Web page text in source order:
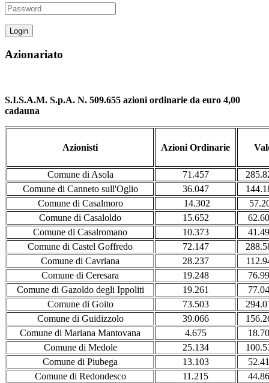
Azionariato
S.I.S.A.M. S.p.A. N. 509.655 azioni ordinarie da euro 4,00
cadauna
Azionisti Azioni Ordinarie
Comune di Asola 71.457
Comune di Canneto sull'Oglio
36.047
Comune di Casalmoro
14.302
Comune di Casaloldo
15.652
Comune di Casalromano
10.373
Comune di Castel Goffredo
72.147
Comune di Cavriana
28.237
Comune di Ceresara
19.248
Comune di Gazoldo degli Ippoliti
19.261
Comune di Goito
73.503
Comune di Guidizzolo
39.066
Comune di Mariana Mantovana
4.675
Comune di Medole
25.134
Comune di Piubega
13.103
Comune di Redondesco
11.215